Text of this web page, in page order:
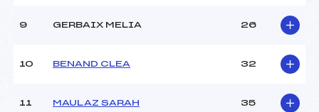
Météo :
Nombre de portes :
9 GERBAIX MELIA 26
10 BENAND CLEA 32
11 MAULAZ SARAH 35